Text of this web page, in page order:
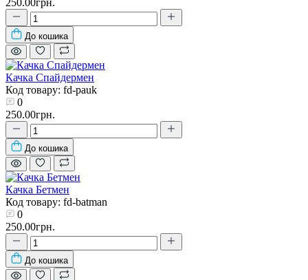
250.00грн.
До кошика
Качка Спайдермен
Код товару: fd-pauk
0
250.00грн.
До кошика
Качка Бетмен
Код товару: fd-batman
0
250.00грн.
До кошика